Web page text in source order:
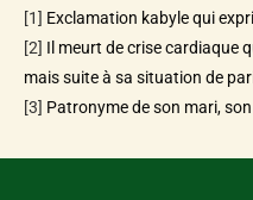
[1] Exclamation kabyle qui
[2] Il meurt de crise cardiaque
mais suite à sa situation de
[3] Patronyme de son mari,